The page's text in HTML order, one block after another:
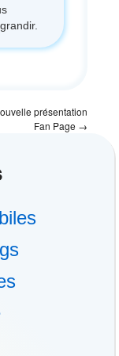
présentation
Fan Page →